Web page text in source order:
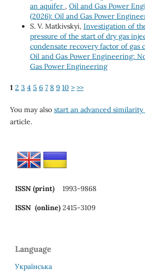
an aquifer , Oil and Gas Power
(2026): Oil and Gas Power
S. V. Matkivskyi, Investigation of
pressure of the start of dry gas
condensate recovery factor of gas
Oil and Gas Power Engineering:
Gas Power Engineering
1 2 3 4 5 6 7 8 9 10 > >>
You may also start an advanced similarity
article.
ISSN (print) 1993-9868
ISSN (online) 2415-3109
Language
Українська